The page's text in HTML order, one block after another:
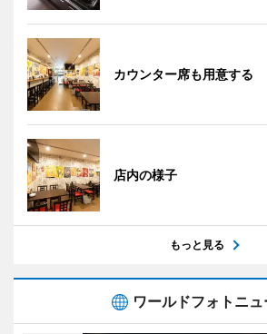
カウンター席も用意する
店内の様子
もっと見る
ワールドフォトニュ